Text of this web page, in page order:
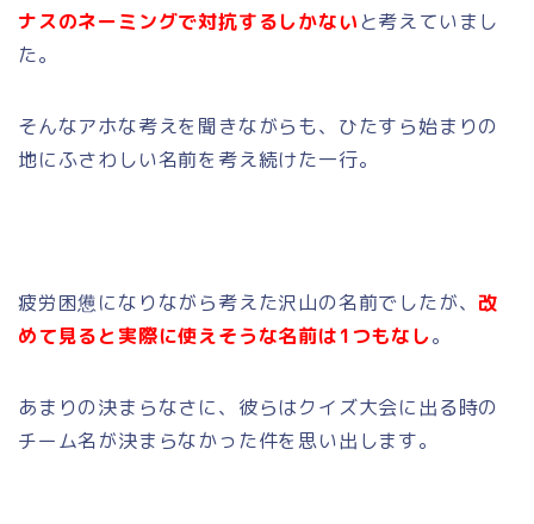
ナスのネーミングで対抗するしかないと考えていまし
た。
そんなアホな考えを聞きながらも、ひたすら始まりの
地にふさわしい名前を考え続けた一行。
疲労困憊になりながら考えた沢山の名前でしたが、 改
めて見ると実際に使えそうな名前は1つもなし。
あまりの決まらなさに、彼らはクイズ大会に出る時の
チーム名が決まらなかった件を思い出します。